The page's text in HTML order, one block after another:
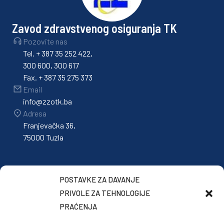
POSTAVKE ZA DAVANJE
PRIVOLE ZA TEHNOLOGIJE
PRAĆENJA
Zavod zdravstvenog osiguranja TK
Pozovite nas
Tel. + 387 35 252 422,
300 600, 300 617
Fax. + 387 35 275 373
Email
info@zzotk.ba
Adresa
Franjevačka 36,
75000 Tuzla